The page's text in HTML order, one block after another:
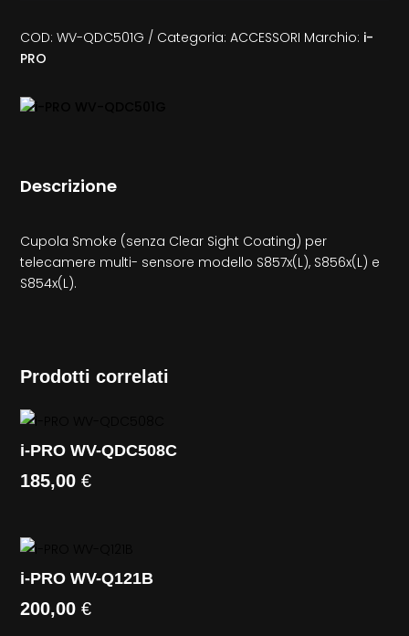
COD: WV-QDC501G Categoria: ACCESSORI Marchio: i-
PRO
Descrizione
Cupola Smoke (senza Clear Sight Coating) per
telecamere multi- sensore modello S857x(L), S856x(L) e
S854x(L).
Prodotti correlati
i-PRO WV-QDC508C
185,00€
i-PRO WV-Q121B
200,00€